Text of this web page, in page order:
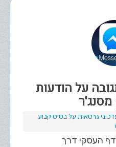
על הודעות
מסנג'ר
גרסאות על בסיס קבוע
העסקי דרך